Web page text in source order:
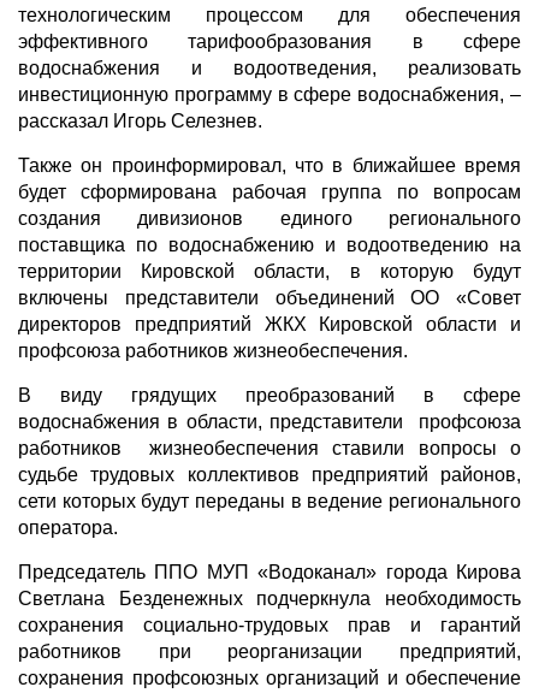
технологическим процессом для обеспечения
эффективного тарифообразования в сфере
водоснабжения и водоотведения, реализовать
инвестиционную программу в сфере водоснабжения, –
рассказал Игорь Селезнев.
Также он проинформировал, что в ближайшее время
будет сформирована рабочая группа по вопросам
создания дивизионов единого регионального
поставщика по водоснабжению и водоотведению на
территории Кировской области, в которую будут
включены представители объединений ОО «Совет
директоров предприятий ЖКХ Кировской области и
профсоюза работников жизнеобеспечения.
В виду грядущих преобразований в сфере
водоснабжения в области, представители профсоюза
работников жизнеобеспечения ставили вопросы о
судьбе трудовых коллективов предприятий районов,
сети которых будут переданы в ведение регионального
оператора.
Председатель ППО МУП «Водоканал» города Кирова
Светлана Безденежных подчеркнула необходимость
сохранения социально-трудовых прав и гарантий
работников при реорганизации предприятий,
сохранения профсоюзных организаций и обеспечение